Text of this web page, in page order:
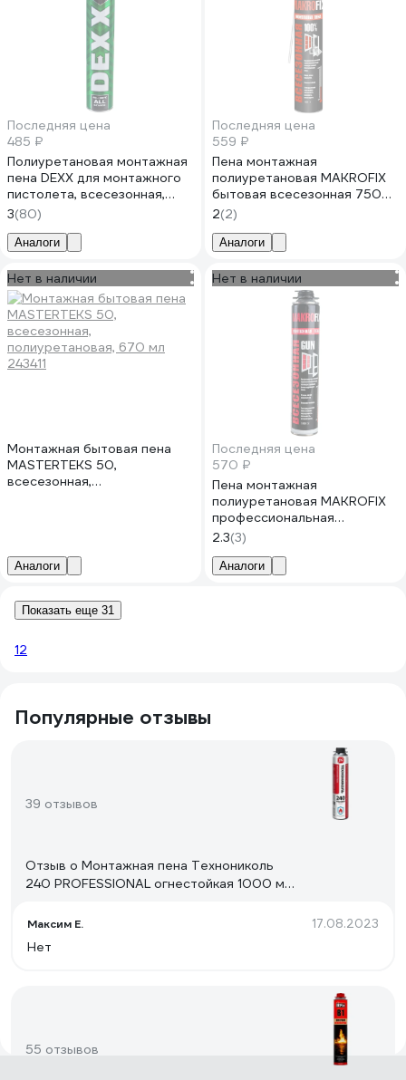
Последняя цена
485 ₽
Полиуретановая монтажная
пена DEXX для монтажного
пистолета, всесезонная,
750 мл 41126
3(80)
Аналоги
Последняя цена
559 ₽
Пена монтажная
полиуретановая MAKROFIX
бытовая всесезонная 750
мл арт. 2107
2(2)
Аналоги
Нет в наличии
Монтажная бытовая пена
MASTERTEKS 50,
всесезонная,
Аналоги
Нет в наличии
Последняя цена
570 ₽
Пена монтажная
полиуретановая MAKROFIX
профессиональная
всесезонная 750мл
(арт.2103Р) 2103Р - 640
2.3(3)
Аналоги
Показать еще 31
12
Популярные отзывы
39 отзывов
Отзыв о Монтажная пена Технониколь
240 PROFESSIONAL огнестойкая 1000 мл
Максим Е. 17.08.2023
Нет
55 отзывов